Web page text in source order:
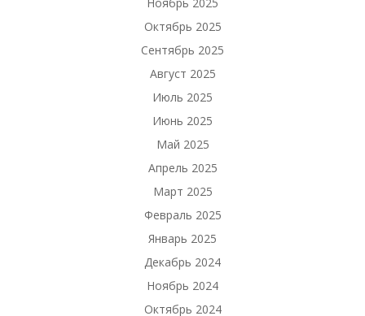
Октябрь 2025
Сентябрь 2025
Август 2025
Июль 2025
Июнь 2025
Май 2025
Апрель 2025
Март 2025
Февраль 2025
Январь 2025
Декабрь 2024
Ноябрь 2024
Октябрь 2024